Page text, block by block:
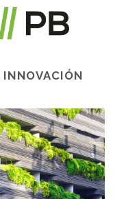
INNOVACIÓN